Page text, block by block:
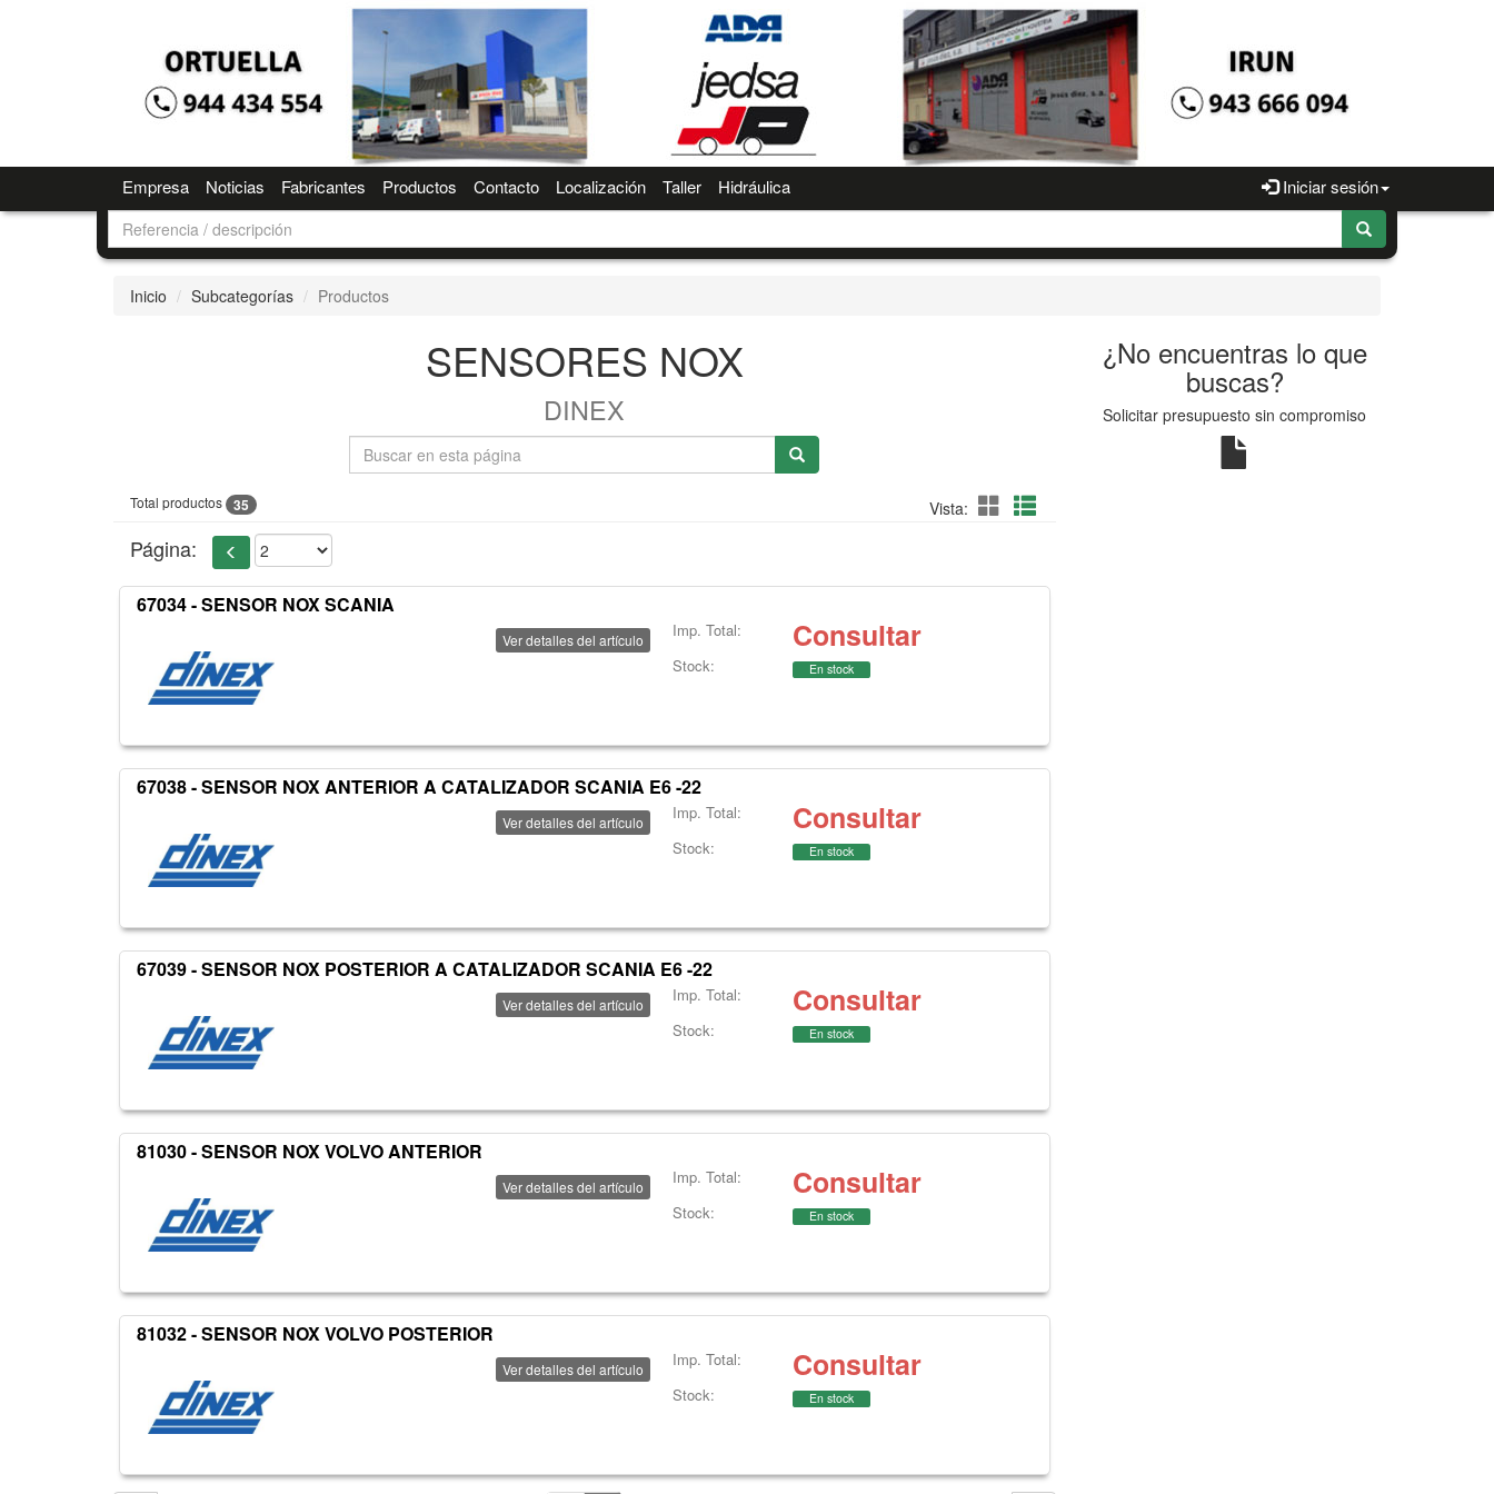
Iniciar sesión
Empresa Noticias Fabricantes Productos Contacto Localización Taller Hidráulica
Inicio Subcategorías Productos
SENSORES NOX
DINEX
Total productos 35 Vista:
Página:
67034 - SENSOR NOX SCANIA
Ver detalles del artículo Imp. Total: Consultar
Stock: En stock
67038 - SENSOR NOX ANTERIOR A CATALIZADOR SCANIA E6 -22
Ver detalles del artículo Imp. Total: Consultar
Stock: En stock
67039 - SENSOR NOX POSTERIOR A CATALIZADOR SCANIA E6 -22
Ver detalles del artículo Imp. Total: Consultar
Stock: En stock
81030 - SENSOR NOX VOLVO ANTERIOR
Ver detalles del artículo Imp. Total: Consultar
Stock: En stock
81032 - SENSOR NOX VOLVO POSTERIOR
Ver detalles del artículo Imp. Total: Consultar
Stock: En stock
¿No encuentras lo que
buscas?
Solicitar presupuesto sin compromiso